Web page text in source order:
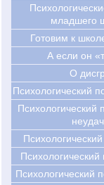
младшего
Готовим к
А если он
О
Психологический
Психологический
Психологический
Психологический